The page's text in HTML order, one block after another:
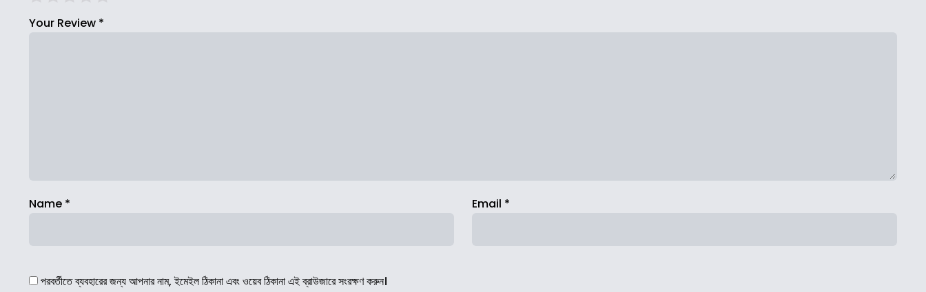
Your Review *
Name * Email *
পরবর্তীতে ব্যবহারের জন্য আপনার নাম, ইমেইল ঠিকানা এবং ওয়েব ঠিকানা এই ব্রাউজারে সংরক্ষণ করুন।